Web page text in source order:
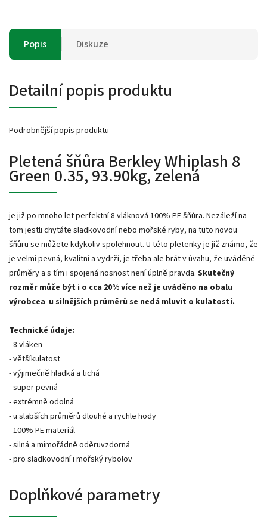
Popis Diskuze
Detailní popis produktu
Podrobnější popis produktu
Pletená šňůra Berkley Whiplash 8
Green 0.35, 93.90kg, zelená
je již po mnoho let perfektní 8 vláknová 100% PE šňůra. Nezáleží na
tom jestli chytáte sladkovodní nebo mořské ryby, na tuto novou
šňůru se můžete kdykoliv spolehnout. U této pletenky je již známo, že
je velmi pevná, kvalitní a vydrží, je třeba ale brát v úvahu, že uváděné
průměry a s tím i spojená nosnost není úplně pravda. Skutečný
rozměr může být i o cca 20% více než je uváděno na obalu
výrobcea u silnějších průměrů se nedá mluvit o kulatosti.
Technické údaje:
- 8 vláken
- většíkulatost
- výjimečně hladká a tichá
- super pevná
- extrémně odolná
- u slabších průměrů dlouhé a rychle hody
- 100% PE materiál
- silná a mimořádně oděruvzdorná
- pro sladkovodní i mořský rybolov
Doplňkové parametry